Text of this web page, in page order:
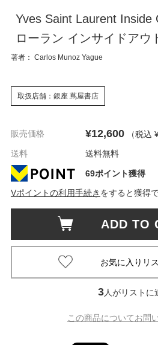
Yves Saint Laurent
ローラン インサイドアウ
著者： Carlos Munoz Yague
取扱店舗：銀座 蔦屋書店
販売価格 ¥12,600 （税込
送料
送料無料
69ポイント獲得
Vポイントの利用手続き をすると獲得
ADD TO
3人がリストに
この商品についてお問